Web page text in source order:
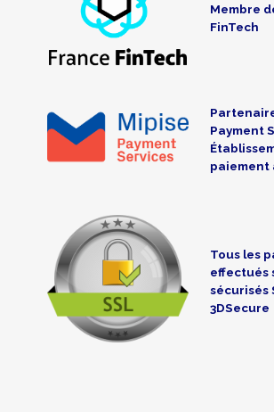
Membre
FinTech
Payment
paiement
Tous les
effectués
sécurisés
3DSecure